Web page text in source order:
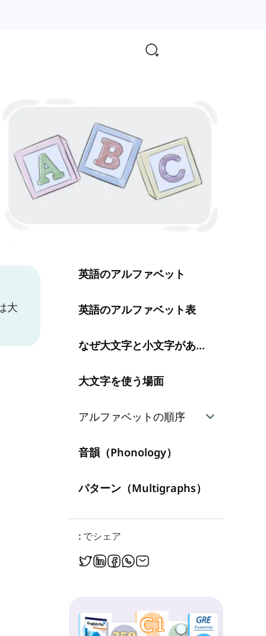
大
英語のアルファベット
英語のアルファベット表
なぜ大文字と小文字があるのか？
大文字を使う場面
アルファベットの順序
アルファベット順の使用例
音韻（Phonology）
パターン（Multigraphs）
: でシェア